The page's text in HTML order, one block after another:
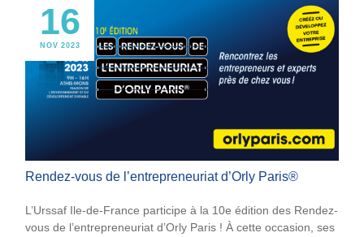
16
NOV 2023
Rendez-vous de l’entrepreneuriat d’Orly Paris®
L’Urssaf Ile-de-France participe à la 10e édition des Rendez-
vous de l’entrepreneuriat d’Orly Paris ! À cette occasion, ses